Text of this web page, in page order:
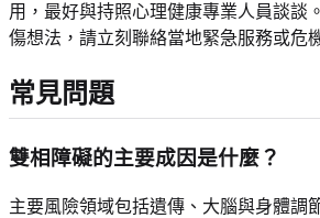
用，最好與持照心理健康專業人員談談
傷想法，請立刻聯絡當地緊急服務或危
常見問題
雙相障礙的主要成因是什麼？
主要風險領域包括遺傳、大腦與身體調